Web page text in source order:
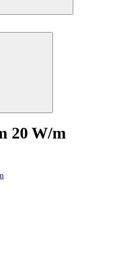
20 W/m